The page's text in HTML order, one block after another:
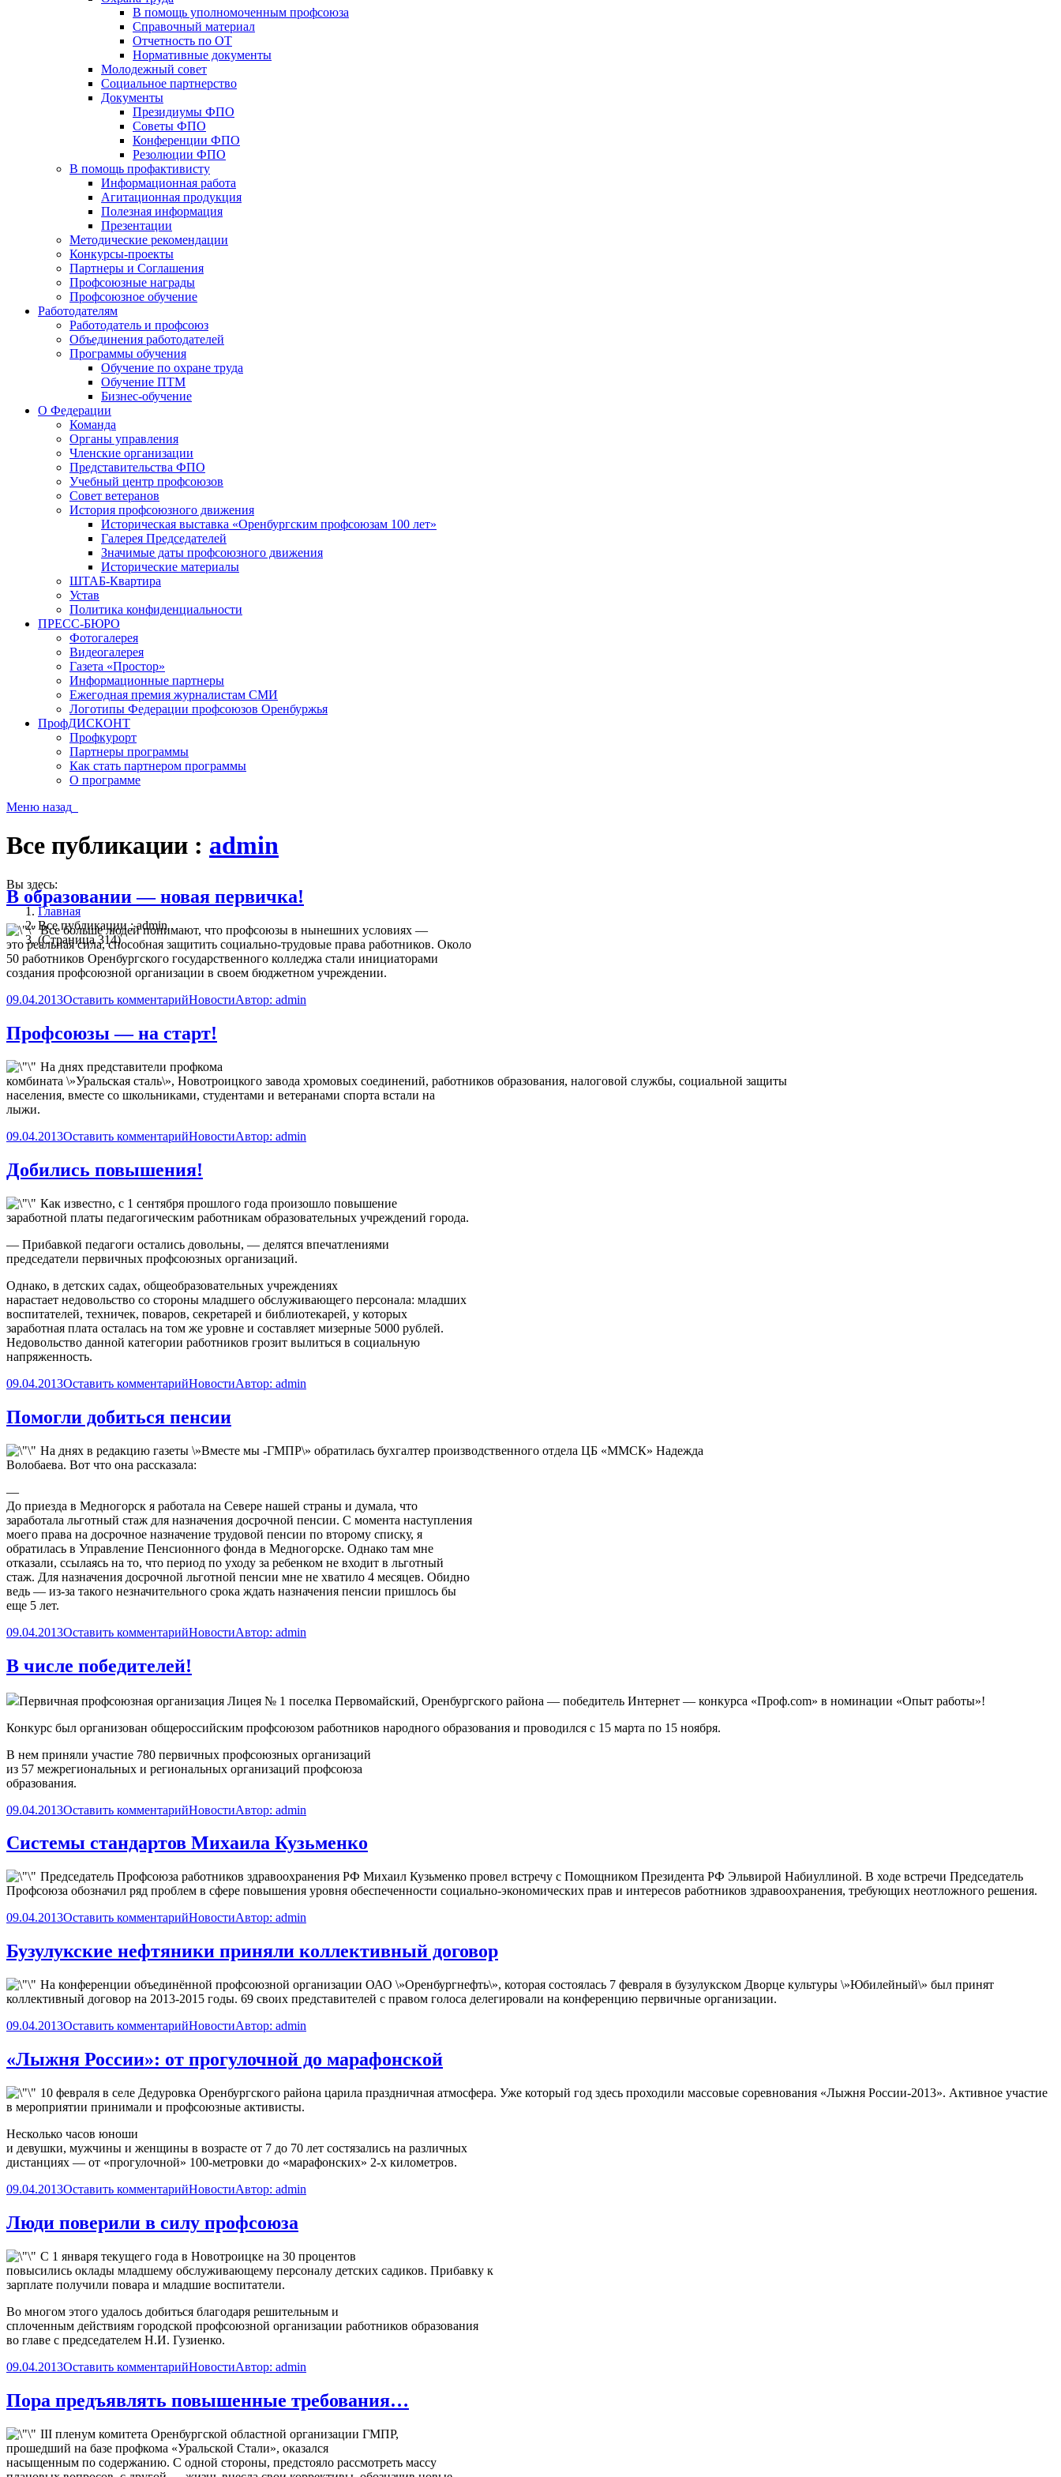
В помощь уполномоченным профсоюза
Справочный материал
Отчетность по ОТ
Нормативные документы
Молодежный совет
Социальное партнерство
Документы
Президиумы ФПО
Советы ФПО
Конференции ФПО
Резолюции ФПО
В помощь профактивисту
Информационная работа
Агитационная продукция
Полезная информация
Презентации
Методические рекомендации
Конкурсы-проекты
Партнеры и Соглашения
Профсоюзные награды
Профсоюзное обучение
Работодателям
Работодатель и профсоюз
Объединения работодателей
Программы обучения
Обучение по охране труда
Обучение ПТМ
Бизнес-обучение
О Федерации
Команда
Органы управления
Членские организации
Представительства ФПО
Учебный центр профсоюзов
Совет ветеранов
История профсоюзного движения
Историческая выставка «Оренбургским профсоюзам 100 лет»
Галерея Председателей
Значимые даты профсоюзного движения
Исторические материалы
ШТАБ-Квартира
Устав
Политика конфиденциальности
ПРЕСС-БЮРО
Фотогалерея
Видеогалерея
Газета «Простор»
Информационные партнеры
Ежегодная премия журналистам СМИ
Логотипы Федерации профсоюзов Оренбуржья
ПрофДИСКОНТ
Профкурорт
Партнеры программы
Как стать партнером программы
О программе
Меню назад
Все публикации : admin
Вы здесь:
Главная
Все публикации : admin
(Страница 314)
В образовании — новая первичка!
Все больше людей понимают, что профсоюзы в нынешних условиях —
это реальная сила, способная защитить социально-трудовые права работников. Около
50 работников Оренбургского государственного колледжа стали инициаторами
создания профсоюзной организации в своем бюджетном учреждении.
09.04.2013Оставить комментарийНовостиАвтор: admin
Профсоюзы — на старт!
На днях представители профкома
комбината \»Уральская сталь\», Новотроицкого завода хромовых соединений, работников образования, налоговой службы, социальной защиты
населения, вместе со школьниками, студентами и ветеранами спорта встали на
лыжи.
09.04.2013Оставить комментарийНовостиАвтор: admin
Добились повышения!
Как известно, с 1 сентября прошлого года произошло повышение
заработной платы педагогическим работникам образовательных учреждений города.
— Прибавкой педагоги остались довольны, — делятся впечатлениями
председатели первичных профсоюзных организаций.
Однако, в детских садах, общеобразовательных учреждениях
нарастает недовольство со стороны младшего обслуживающего персонала: младших
воспитателей, техничек, поваров, секретарей и библиотекарей, у которых
заработная плата осталась на том же уровне и составляет мизерные 5000 рублей.
Недовольство данной категории работников грозит вылиться в социальную
напряженность.
09.04.2013Оставить комментарийНовостиАвтор: admin
Помогли добиться пенсии
На днях в редакцию газеты \»Вместе мы -ГМПР\» обратилась бухгалтер производственного отдела ЦБ «ММСК» Надежда
Волобаева. Вот что она рассказала:
—
До приезда в Медногорск я работала на Севере нашей страны и думала, что
заработала льготный стаж для назначения досрочной пенсии. С момента наступления
моего права на досрочное назначение трудовой пенсии по второму списку, я
обратилась в Управление Пенсионного фонда в Медногорске. Однако там мне
отказали, ссылаясь на то, что период по уходу за ребенком не входит в льготный
стаж. Для назначения досрочной льготной пенсии мне не хватило 4 месяцев. Обидно
ведь — из-за такого незначительного срока ждать назначения пенсии пришлось бы
еще 5 лет.
09.04.2013Оставить комментарийНовостиАвтор: admin
В числе победителей!
Первичная профсоюзная организация Лицея № 1 поселка Первомайский, Оренбургского района — победитель Интернет — конкурса «Проф.com» в номинации «Опыт работы»!
Конкурс был организован общероссийским профсоюзом работников народного образования и проводился с 15 марта по 15 ноября.
В нем приняли участие 780 первичных профсоюзных организаций
из 57 межрегиональных и региональных организаций профсоюза
образования.
09.04.2013Оставить комментарийНовостиАвтор: admin
Системы стандартов Михаила Кузьменко
Председатель Профсоюза работников здравоохранения РФ Михаил Кузьменко провел встречу с Помощником Президента РФ Эльвирой Набиуллиной. В ходе встречи Председатель
Профсоюза обозначил ряд проблем в сфере повышения уровня обеспеченности социально-экономических прав и интересов работников здравоохранения, требующих неотложного решения.
09.04.2013Оставить комментарийНовостиАвтор: admin
Бузулукские нефтяники приняли коллективный договор
На конференции объединённой профсоюзной организации ОАО \»Оренбургнефть\», которая состоялась 7 февраля в бузулукском Дворце культуры \»Юбилейный\» был принят
коллективный договор на 2013-2015 годы. 69 своих представителей с правом голоса делегировали на конференцию первичные организации.
09.04.2013Оставить комментарийНовостиАвтор: admin
«Лыжня России»: от прогулочной до марафонской
10 февраля в селе Дедуровка Оренбургского района царила праздничная атмосфера. Уже который год здесь проходили массовые соревнования «Лыжня России-2013». Активное участие
в мероприятии принимали и профсоюзные активисты.
Несколько часов юноши
и девушки, мужчины и женщины в возрасте от 7 до 70 лет состязались на различных
дистанциях — от «прогулочной» 100-метровки до «марафонских» 2-х километров.
09.04.2013Оставить комментарийНовостиАвтор: admin
Люди поверили в силу профсоюза
С 1 января текущего года в Новотроицке на 30 процентов
повысились оклады младшему обслуживающему персоналу детских садиков. Прибавку к
зарплате получили повара и младшие воспитатели.
Во многом этого удалось добиться благодаря решительным и
сплоченным действиям городской профсоюзной организации работников образования
во главе с председателем Н.И. Гузиенко.
09.04.2013Оставить комментарийНовостиАвтор: admin
Пора предъявлять повышенные требования…
III пленум комитета Оренбургской областной организации ГМПР,
прошедший на базе профкома «Уральской Стали», оказался
насыщенным по содержанию. С одной стороны, предстояло рассмотреть массу